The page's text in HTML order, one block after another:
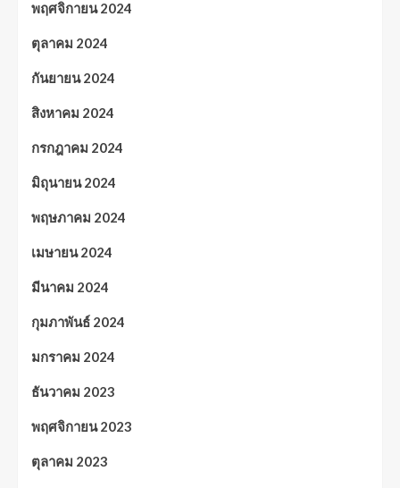
พฤศจิกายน 2024
ตุลาคม 2024
กันยายน 2024
สิงหาคม 2024
กรกฎาคม 2024
มิถุนายน 2024
พฤษภาคม 2024
เมษายน 2024
มีนาคม 2024
กุมภาพันธ์ 2024
มกราคม 2024
ธันวาคม 2023
พฤศจิกายน 2023
ตุลาคม 2023